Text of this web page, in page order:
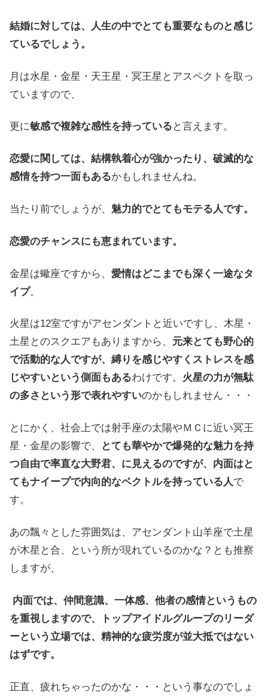
結婚に対しては、人生の中でとても重要なものと感じ
ているでしょう。
月は水星・金星・天王星・冥王星とアスペクトを取っ
ていますので、
更に敏感で複雑な感性を持っている と言えます。
恋愛に関しては、結構執着心が強かったり、破滅的な
感情を持つ一面もあるかもしれませんね。
当たり前でしょうが、 魅力的でとてもモテる人です。
恋愛のチャンスにも恵まれています。
金星は蠍座ですから、 愛情はどこまでも深く一途なタ
イプ。
火星は12室ですがアセンダントと近いですし、木星・
土星とのスクエアもありますから、 元来とても野心的
で活動的な人ですが、縛りを感じやすくストレスを感
じやすいという側面もあるわけです。 火星の力が無駄
の多さという形で表れやすいのかもしれません・・・
とにかく、社会上では射手座の太陽やＭＣに近い冥王
星・金星の影響で、
とても華やかで爆発的な魅力を持
つ自由で率直な大野君、に見えるのですが、内面はと
てもナイープで内向的なベクトルを持っている人で
す。
あの飄々とした雰囲気は、アセンダント山羊座で土星
が木星と合、という所が現れているのかな？とも推察
しますが、
内面では、仲間意識、一体感、他者の感情というもの
を重視しますので、トップアイドルグループのリーダ
ーという立場では、精神的な疲労度が並大抵ではない
はずです。
正直、疲れちゃったのかな・・・という事なのでしょ